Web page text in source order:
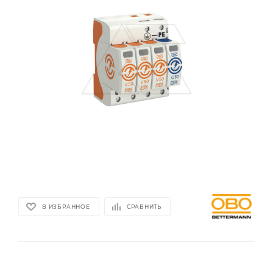
В ИЗБРАННОЕ СРАВНИТЬ